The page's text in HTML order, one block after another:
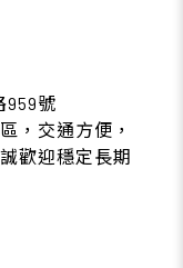
號
，交通方便，
歡迎穩定長期